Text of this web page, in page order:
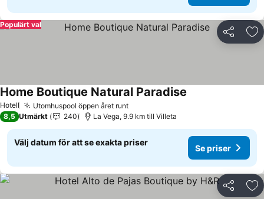
Dela
Populärt val
Hotell Utomhuspool öppen året runt
Home Boutique Natural Paradise
8,5 Utmärkt 240 La Vega, 9.9 km till Villeta
Välj datum för att se exakta priser
Se priser
Dela